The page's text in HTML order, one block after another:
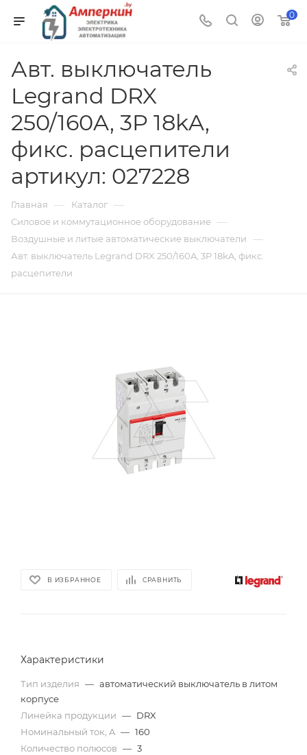
0
Авт. выключатель
Legrand DRX
250/160A, 3P 18kA,
фикс. расцепители
артикул: 027228
Главная — Каталог —
Силовое и коммутационное оборудование —
Воздушные и литые автоматические выключатели —
Авт. выключатель Legrand DRX 250/160A, 3P 18kA, фикс.
расцепители
В ИЗБРАННОЕ СРАВНИТЬ
Характеристики
Тип изделия — автоматический выключатель в литом
корпусе
Линейка продукции — DRX
Номинальный ток, A — 160
Количество полюсов — 3